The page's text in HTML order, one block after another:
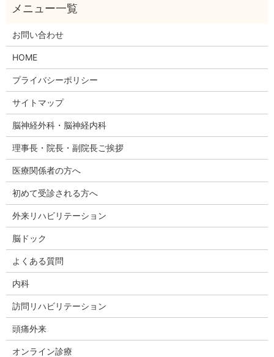
お問い合わせ
HOME
プライバシーポリシー
サイトマップ
脳神経外科・脳神経内科
理事長・院長・副院長ご挨拶
医療関係者の方へ
初めて受診される方へ
外来リハビリテーション
脳ドック
よくある質問
内科
訪問リハビリテーション
頭痛外来
オンライン診療